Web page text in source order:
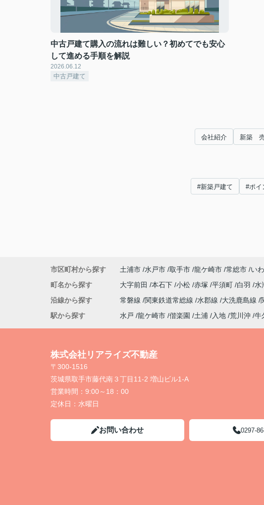
中古戸建て購入の流れは難しい？初めてでも安心
して進める手順を解説
2026.06.12
中古戸建て
会社紹介 新築
#新築戸建て #ポイ
市区町村から探す 土浦市 水戸市 取手市 龍ケ崎市 常総市 い
町名から探す
大字前田 本石下 小松 赤塚 平須町 白羽 水
沿線から探す
常磐線 関東鉄道常総線 水郡線 大洗鹿島線
駅から探す
水戸 龍ケ崎市 偕楽園 土浦 入地 荒川沖 牛
株式会社リアライズ不動産
〒300-1516
茨城県取手市藤代南３丁目11-2 増山ビル1-A
営業時間： 9:00～18：00
定休日： 水曜日
お問い合わせ 0297-